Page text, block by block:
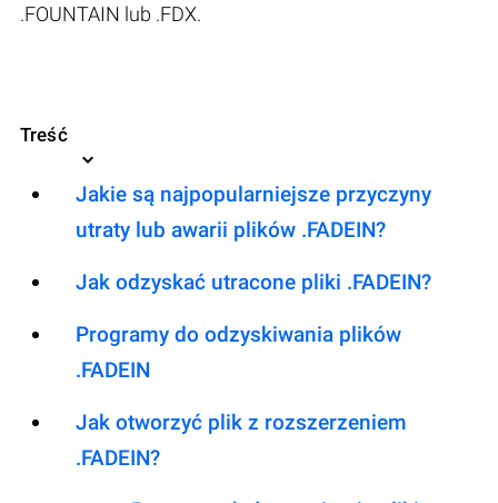
.FOUNTAIN lub .FDX.
Treść
Jakie są najpopularniejsze przyczyny
utraty lub awarii plików .FADEIN?
Jak odzyskać utracone pliki .FADEIN?
Programy do odzyskiwania plików
.FADEIN
Jak otworzyć plik z rozszerzeniem
.FADEIN?